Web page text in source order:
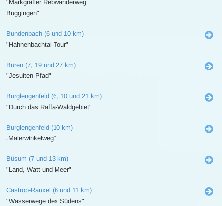
"Markgräfler Rebwanderweg
Buggingen"
Bundenbach (6 und 10 km)
"Hahnenbachtal-Tour"
Büren (7, 19 und 27 km)
"Jesuiten-Pfad"
Burglengenfeld (6, 10 und 21 km)
"Durch das Raffa-Waldgebiet"
Burglengenfeld (10 km)
„Malerwinkelweg“
Büsum (7 und 13 km)
"Land, Watt und Meer"
Castrop-Rauxel (6 und 11 km)
"Wasserwege des Südens"